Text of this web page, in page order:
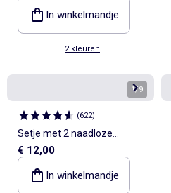
In winkelmandje
2 kleuren
1/9
(622)
Setje met 2 naadloze
behatops van ribtricot
€ 12,00
In winkelmandje